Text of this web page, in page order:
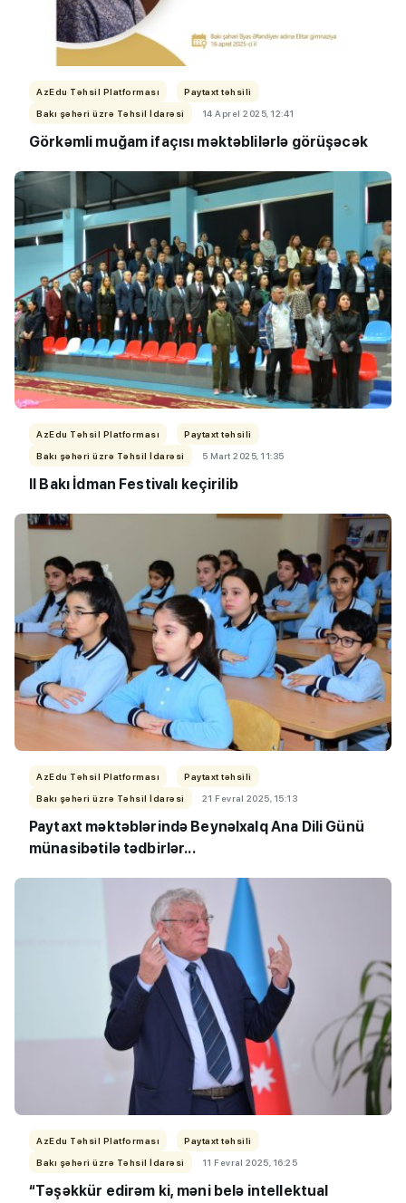
AzEdu Təhsil Platforması
Paytaxt təhsili
Bakı şəhəri üzrə Təhsil İdarəsi
14 Aprel 2025, 12:41
Görkəmli muğam ifaçısı məktəblilərlə görüşəcək
AzEdu Təhsil Platforması
Paytaxt təhsili
Bakı şəhəri üzrə Təhsil İdarəsi
5 Mart 2025, 11:35
II Bakı İdman Festivalı keçirilib
AzEdu Təhsil Platforması
Paytaxt təhsili
Bakı şəhəri üzrə Təhsil İdarəsi
21 Fevral 2025, 15:13
Paytaxt məktəblərində Beynəlxalq Ana Dili Günü
münasibətilə tədbirlər...
AzEdu Təhsil Platforması
Paytaxt təhsili
Bakı şəhəri üzrə Təhsil İdarəsi
11 Fevral 2025, 16:25
“Təşəkkür edirəm ki, məni belə intellektual